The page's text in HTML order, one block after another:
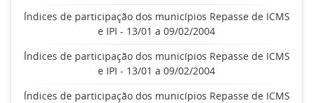
Índices de participação dos municípios Repasse de ICMS
e IPI - 13/01 a 09/02/2004
Índices de participação dos municípios Repasse de ICMS
e IPI - 13/01 a 09/02/2004
Índices de participação dos municípios Repasse de ICMS